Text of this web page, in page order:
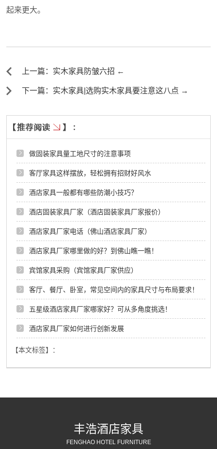
起来更大。
上一篇：实木家具防皱六招 ←
下一篇：实木家具|选购实木家具要注意这八点 →
做固装家具量工地尺寸的注意事项
客厅家具这样摆放，轻松拥有招财好风水
酒店家具一般都有哪些防潮小技巧？
酒店固装家具厂家（酒店固装家具厂家报价）
酒店家具厂家电话（佛山酒店家具厂家）
酒店家具厂家哪里做的好？到佛山瞧一瞧！
宾馆家具采购（宾馆家具厂家供应）
客厅、餐厅、卧室，常见空间内的家具尺寸与布局要求！
五星级酒店家具厂家哪家好？可从多角度挑选！
酒店家具厂家如何进行创新发展
【本文标签】：
丰浩酒店家具
FENGHAO HOTEL FURNITURE